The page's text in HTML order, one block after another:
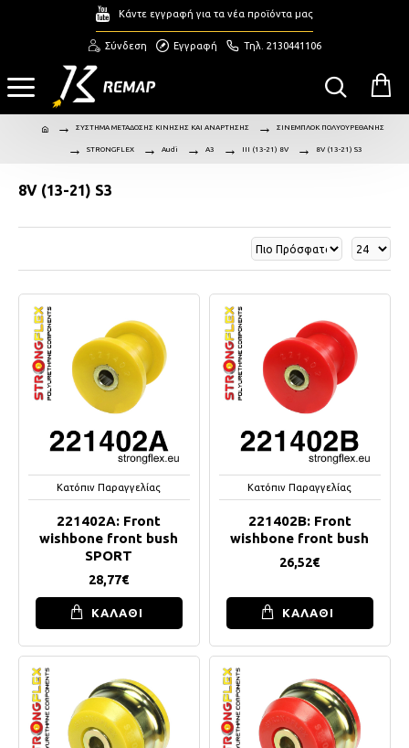
Κάντε εγγραφή για τα νέα προϊόντα μας
Σύνδεση Εγγραφή Τηλ. 2130441106
ΣΥΣΤΗΜΑ ΜΕΤΑΔΟΣΗΣ ΚΙΝΗΣΗΣ ΚΑΙ ΑΝΑΡΤΗΣΗΣ ΣΙΝΕΜΠΛΟΚ ΠΟΛΥΟΥΡΕΘΑΝΗΣ
STRONGFLEX Audi A3 III (13-21) 8V 8V (13-21) S3
8V (13-21) S3
Κατόπιν Παραγγελίας
221402A: Front
wishbone front bush
SPORT
28,77€
ΚΑΛΑΘΙ
Κατόπιν Παραγγελίας
221402B: Front
wishbone front bush
26,52€
ΚΑΛΑΘΙ